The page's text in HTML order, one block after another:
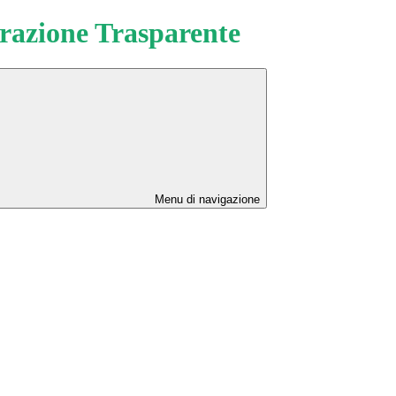
Trasparente
Menu di navigazione